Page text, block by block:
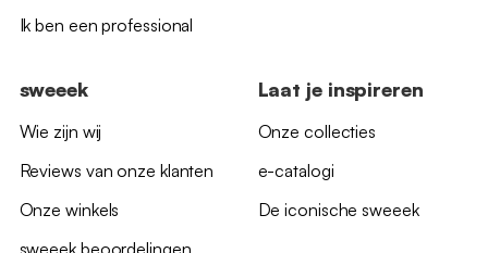
Ik ben een professional
sweeek
Wie zijn wij
Reviews van onze klanten
Onze winkels
sweeek beoordelingen
Laat je inspireren
Onze collecties
e-catalogi
De iconische sweeek